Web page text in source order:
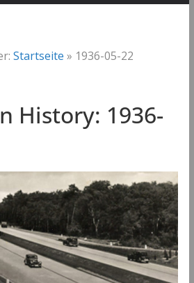
Startseite » 1936-05-22
History: 1936-